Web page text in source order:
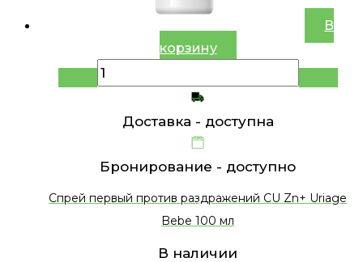
В
корзину
Доставка - доступна
Бронирование - доступно
Спрей первый против раздражений CU Zn+ Uriage
Bebe 100 мл
В наличии